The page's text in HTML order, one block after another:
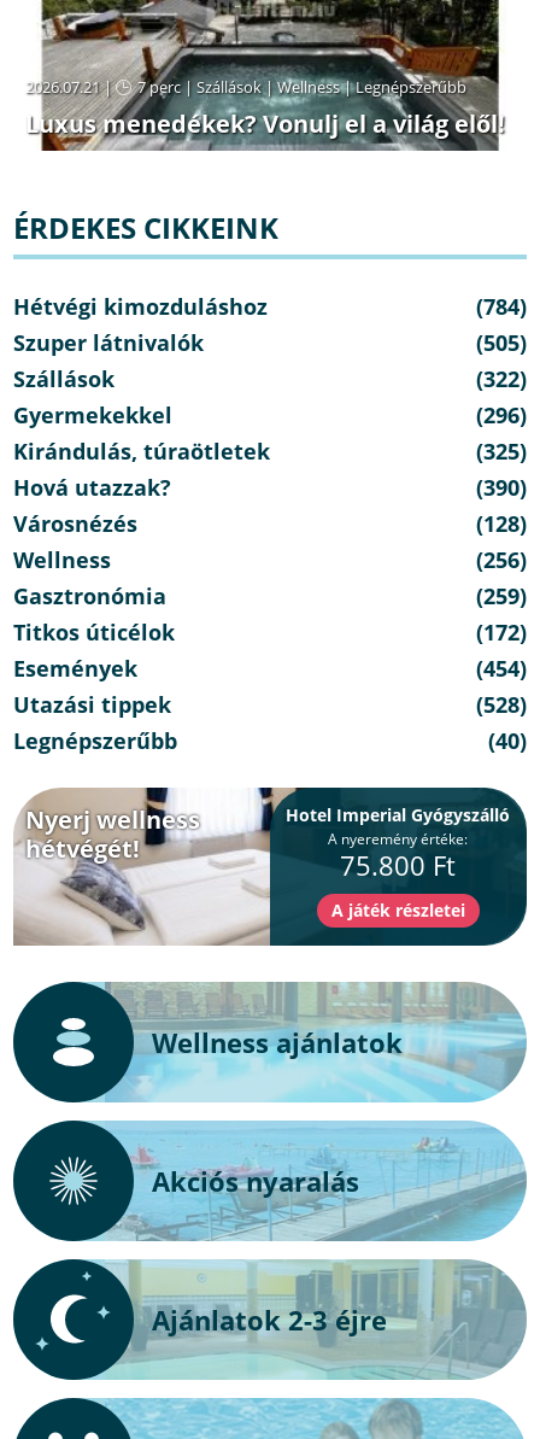
2026.07.21 | 7 perc|Szállások|Wellness|Legnépszerűbb
Luxus menedékek? Vonulj el a világ elől!
ÉRDEKES CIKKEINK
Hétvégi kimozduláshoz
(784)
Szuper látnivalók
(505)
Szállások
(322)
Gyermekekkel
(296)
Kirándulás, túraötletek
(325)
Hová utazzak?
(390)
Városnézés
(128)
Wellness
(256)
Gasztronómia
(259)
Titkos úticélok
(172)
Események
(454)
Utazási tippek
(528)
Legnépszerűbb
(40)
Nyerj wellness
hétvégét!
Hotel Imperial Gyógyszálló
A nyeremény értéke:
75.800 Ft
Wellness ajánlatok
Akciós nyaralás
Ajánlatok 2-3 éjre